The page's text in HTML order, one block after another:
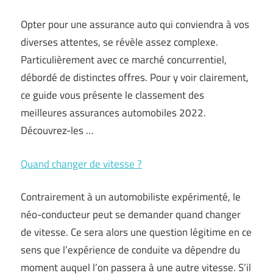
Opter pour une assurance auto qui conviendra à vos
diverses attentes, se révèle assez complexe.
Particulièrement avec ce marché concurrentiel,
débordé de distinctes offres. Pour y voir clairement,
ce guide vous présente le classement des
meilleures assurances automobiles 2022.
Découvrez-les …
Quand changer de vitesse ?
Contrairement à un automobiliste expérimenté, le
néo-conducteur peut se demander quand changer
de vitesse. Ce sera alors une question légitime en ce
sens que l’expérience de conduite va dépendre du
moment auquel l’on passera à une autre vitesse. S’il